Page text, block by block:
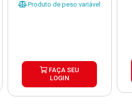
Produto de peso variável
FAÇA SEU
LOGIN